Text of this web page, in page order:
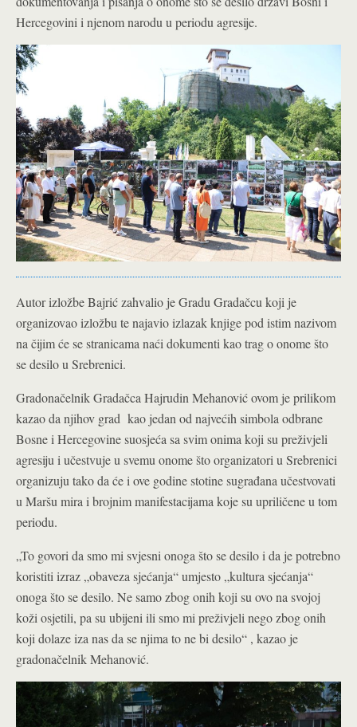
Hercegovini i njenom narodu u periodu agresije.
Autor izložbe Bajrić zahvalio je Gradu Gradačcu koji je
organizovao izložbu te najavio izlazak knjige pod istim nazivom
na čijim će se stranicama naći dokumenti kao trag o onome što
se desilo u Srebrenici.
Gradonačelnik Gradačca Hajrudin Mehanović ovom je prilikom
kazao da njihov grad kao jedan od najvećih simbola odbrane
Bosne i Hercegovine suosjeća sa svim onima koji su preživjeli
agresiju i učestvuje u svemu onome što organizatori u Srebrenici
organizuju tako da će i ove godine stotine sugrađana učestvovati
u Maršu mira i brojnim manifestacijama koje su upriličene u tom
periodu.
„To govori da smo mi svjesni onoga što se desilo i da je potrebno
koristiti izraz „obaveza sjećanja“ umjesto „kultura sjećanja“
onoga što se desilo. Ne samo zbog onih koji su ovo na svojoj
koži osjetili, pa su ubijeni ili smo mi preživjeli nego zbog onih
koji dolaze iza nas da se njima to ne bi desilo“ , kazao je
gradonačelnik Mehanović.